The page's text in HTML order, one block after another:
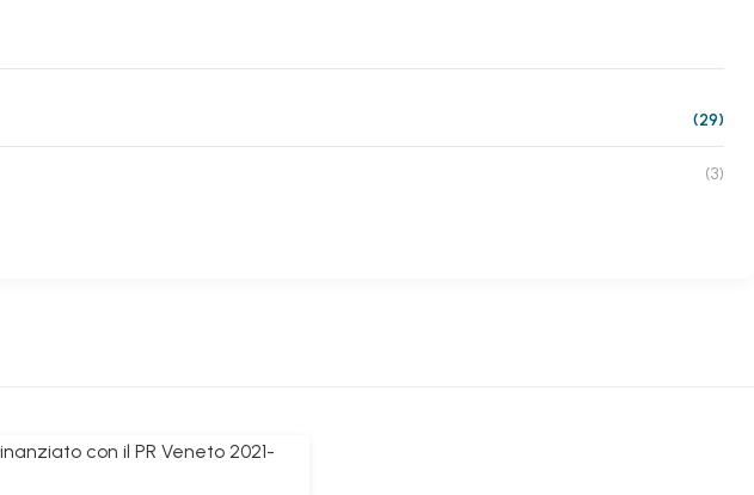
(29)
(3)